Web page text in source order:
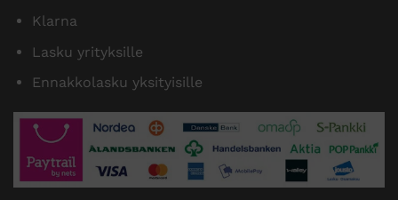
Klarna
Lasku yrityksille
Ennakkolasku yksityisille